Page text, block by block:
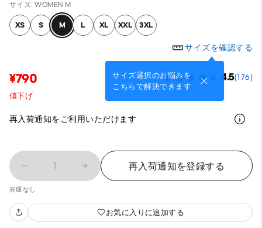
サイズ: WOMEN M
XS S M L XL XXL 3XL
サイズを確認する
サイズ選択のお悩みを
こちらで解決できます
¥790 4.5(176)
値下げ
再入荷通知をご利用いただけます
1 再入荷通知を登録する
在庫なし
お気に入りに追加する